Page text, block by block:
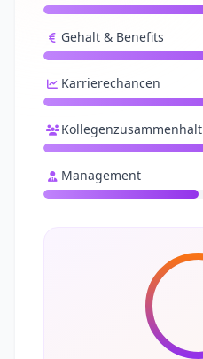
Gehalt & Benefits
Karrierechancen
Kollegenzusammenhalt
Management